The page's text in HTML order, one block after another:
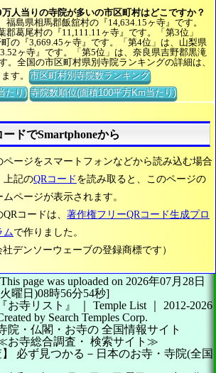
万人当りの寺院が多いの市区町村はどこですか？
福島県相馬郡飯舘村の『14,634.15ヶ寺』です。
郡葛尾村の『11,111.11ヶ寺』です。「第3位」
の『3,669.45ヶ寺』です。「第4位」は、山梨県
ヶ寺』です。「第5位」は、奈良県吉野郡黒滝
。全国の市区町村県別寺院ランキングの詳細は、
す。市区町村別寺院数ランキング
たり) 寺院数順位(面積100平方Km当たり)
ドでSmartphoneから
ページをスマートフォンなどから読み込む場合
上記のQRコード を読み取ると、このページの
ムページが表示されます。
QRコードは、 著作権フリーQRコード生成プロ
ムで作りました。
社デンソーウェーブの登録商標です）
page was uploaded on 2026年07月28日
曜日)08時56分54秒]
『お寺リスト』 ｜ Temple List
2012-2026
by Search Temples Corp.
院・仏閣・お寺の 全国情報サイト
お寺総合調査・ 検索サイト≫
必ず見つかる－日本のお寺・寺院(全国